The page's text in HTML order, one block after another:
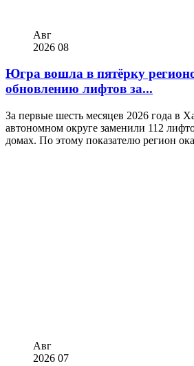
Авг
2026 08
Югра вошла в пятёрку
обновлению лифтов за...
За первые шесть месяцев 2026 года в
автономном округе заменили 112
домах. По этому показателю регион
Авг
2026 07